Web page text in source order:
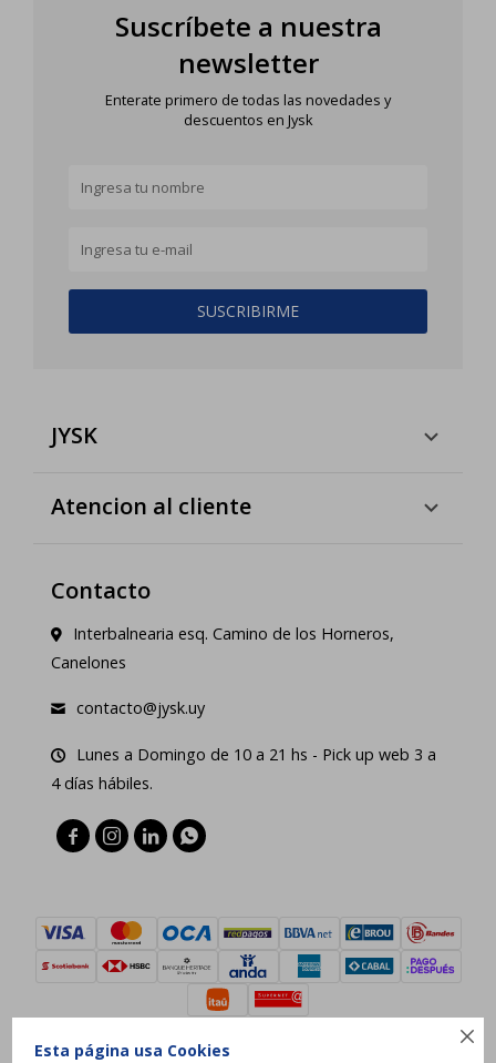

Esta página usa Cookies
Suscríbete a nuestra
newsletter
Enterate primero de todas las novedades y
descuentos en Jysk
SUSCRIBIRME
JYSK
Atencion al cliente
Contacto
Interbalnearia esq. Camino de los Horneros,
Canelones
contacto@jysk.uy
Lunes a Domingo de 10 a 21 hs - Pick up web 3 a
4 días hábiles.
   